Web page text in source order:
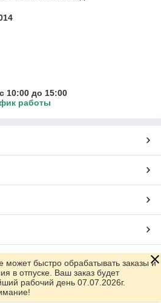
10:00 до 15:00
работы
Satu.kz
может быстро обрабатывать заказы и
в отпуске. Ваш заказ будет
рабочий день 07.07.2026г.